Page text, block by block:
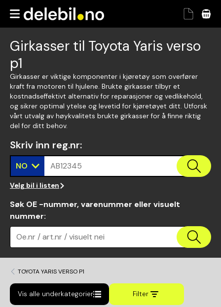
Girkasser til Toyota Yaris verso
p1
Girkasser er viktige komponenter i kjøretøy som overfører
kraft fra motoren til hjulene. Brukte girkasser tilbyr et
kostnadseffektivt alternativ for reparasjoner og vedlikehold,
og sikrer optimal ytelse og levetid for kjøretøyet ditt. Utforsk
vårt utvalg av høykvalitets brukte girkasser for å finne riktig
del for ditt behov.
Skriv inn reg.nr:
NO AB12345
Velg bil i listen
Søk OE -nummer, varenummer eller visuelt
nummer:
Oe.nr / art.nr / visuelt nei
TOYOTA YARIS VERSO P1
Vis alle underkategorier Filter